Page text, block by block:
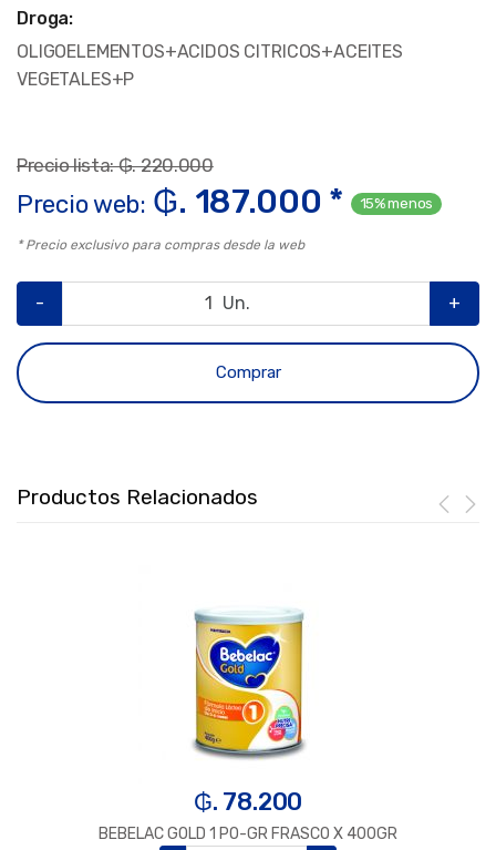
Droga:
OLIGOELEMENTOS+ACIDOS CITRICOS+ACEITES
VEGETALES+P
Precio lista: ₲. 220.000
Precio web: ₲. 187.000 * 15% menos
* Precio exclusivo para compras desde la web
- Un. +
Comprar
Productos Relacionados
₲. 78.200
BEBELAC GOLD 1 PO-GR FRASCO X 400GR